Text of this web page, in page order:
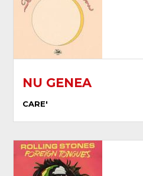
NU GENEA
CARE'